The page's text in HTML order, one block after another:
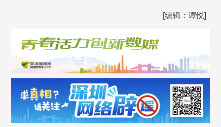
[编辑：谭悦]